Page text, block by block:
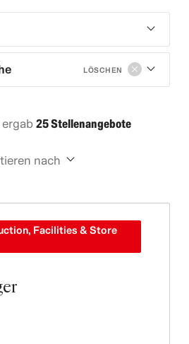
LÖSCHEN
25 Stellenangebote
nach
Facilities & Store